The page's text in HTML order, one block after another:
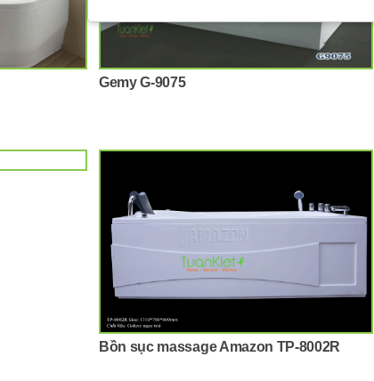
Gemy G-9075
Bồn sục massage Amazon TP-8002R